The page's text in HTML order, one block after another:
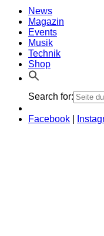
News
Magazin
Events
Musik
Technik
Shop
Search for:
Facebook